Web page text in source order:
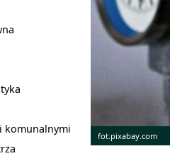
komunalnymi
fot.pixabay.com